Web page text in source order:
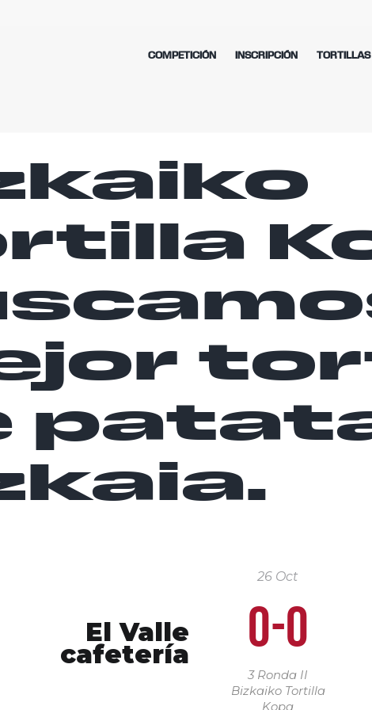
COMPETICIÓN INSCRIPCIÓN TORTILLAS
El Valle
cafetería
26 Oct
0-0
3 Ronda II
Bizkaiko Tortilla
Kopa